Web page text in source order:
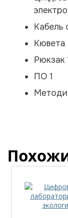
Кабель
Кювета
Рюкзак
ПО 1